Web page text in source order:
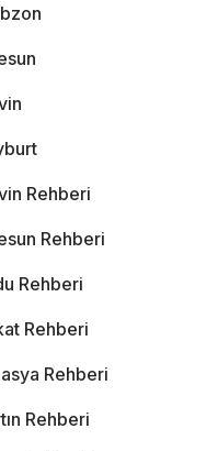
Rehberi
Rehberi
Rehberi
Rehberi
Rehberi
Rehberi